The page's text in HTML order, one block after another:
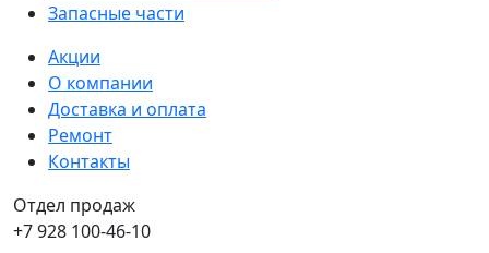
Запасные части
Акции
О компании
Доставка и оплата
Ремонт
Контакты
Отдел продаж
+7 928 100-46-10